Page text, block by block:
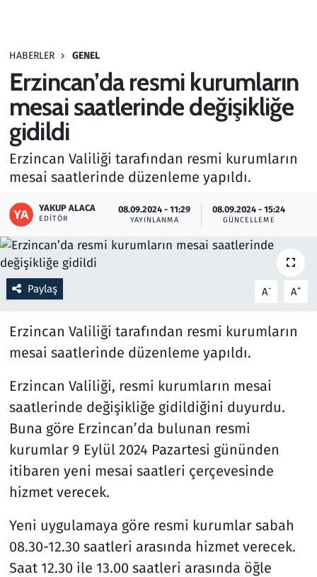
HABERLER GENEL
Erzincan’da resmi kurumların
mesai saatlerinde değişikliğe
gidildi
Erzincan Valiliği tarafından resmi kurumların
mesai saatlerinde düzenleme yapıldı.
YAKUP ALACA
EDITÖR
08.09.2024 - 11:29
YAYINLANMA
08.09.2024 - 15:24
GÜNCELLEME
Paylaş A- A+
Erzincan Valiliği tarafından resmi kurumların
mesai saatlerinde düzenleme yapıldı.
Erzincan Valiliği, resmi kurumların mesai
saatlerinde değişikliğe gidildiğini duyurdu.
Buna göre Erzincan’da bulunan resmi
kurumlar 9 Eylül 2024 Pazartesi gününden
itibaren yeni mesai saatleri çerçevesinde
hizmet verecek.
Yeni uygulamaya göre resmi kurumlar sabah
08.30-12.30 saatleri arasında hizmet verecek.
Saat 12.30 ile 13.00 saatleri arasında öğle
Haber
Kültür Sanat
Kurumsal Haberler
Lezzet Durağı
Memur ve Kamu
Otomobil
Oyun
Resmi İlanlar
Rüya Tabirleri
Sağlık
Savunma Sanayi
Seçim 2023
Spor
Teknoloji ve Bilim